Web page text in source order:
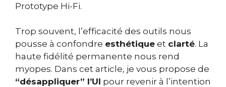
Prototype Hi-Fi.
Trop souvent, l’efficacité des outils nous
pousse à confondre esthétique et clarté. La
haute fidélité permanente nous rend
myopes. Dans cet article, je vous propose de
“désappliquer” l’UI pour revenir à l’intention